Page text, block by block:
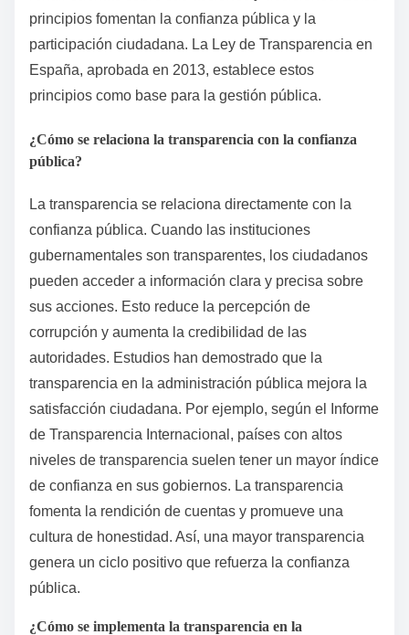
principios fomentan la confianza pública y la
participación ciudadana. La Ley de Transparencia en
España, aprobada en 2013, establece estos
principios como base para la gestión pública.
¿Cómo se relaciona la transparencia con la confianza
pública?
La transparencia se relaciona directamente con la
confianza pública. Cuando las instituciones
gubernamentales son transparentes, los ciudadanos
pueden acceder a información clara y precisa sobre
sus acciones. Esto reduce la percepción de
corrupción y aumenta la credibilidad de las
autoridades. Estudios han demostrado que la
transparencia en la administración pública mejora la
satisfacción ciudadana. Por ejemplo, según el Informe
de Transparencia Internacional, países con altos
niveles de transparencia suelen tener un mayor índice
de confianza en sus gobiernos. La transparencia
fomenta la rendición de cuentas y promueve una
cultura de honestidad. Así, una mayor transparencia
genera un ciclo positivo que refuerza la confianza
pública.
¿Cómo se implementa la transparencia en la